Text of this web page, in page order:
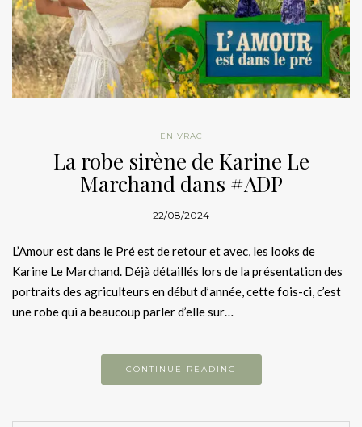
EN VRAC
La robe sirène de Karine Le
Marchand dans #ADP
22/08/2024
L’Amour est dans le Pré est de retour et avec, les looks de
Karine Le Marchand. Déjà détaillés lors de la présentation des
portraits des agriculteurs en début d’année, cette fois-ci, c’est
une robe qui a beaucoup parler d’elle sur…
CONTINUE READING